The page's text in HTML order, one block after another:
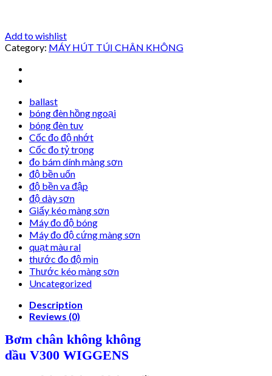
Add to wishlist
Category: MÁY HÚT TÚI CHÂN KHÔNG
ballast
bóng đèn hồng ngoại
bóng đèn tuv
Cốc đo độ nhớt
Cốc đo tỷ trọng
đo bám dính màng sơn
độ bền uốn
độ bền va đập
độ dày sơn
Giấy kéo màng sơn
Máy đo độ bóng
Máy đo độ cứng màng sơn
quạt màu ral
thước đo độ mịn
Thước kéo màng sơn
Uncategorized
Description
Reviews (0)
Bơm chân không không
dầu V300 WIGGENS